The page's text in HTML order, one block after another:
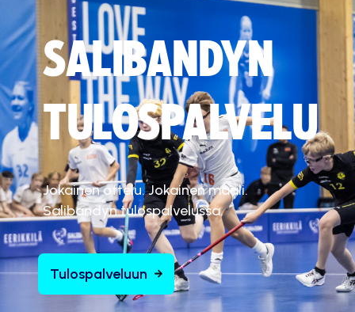
SALIBANDYN
TULOSPALVELU
Jokainen ottelu. Jokainen maali.
Salibandyn tulospalvelussa.
Tulospalveluun